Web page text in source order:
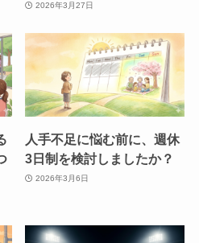
2026年3月27日
人手不足に悩む前に、週休
3日制を検討しましたか？
2026年3月6日